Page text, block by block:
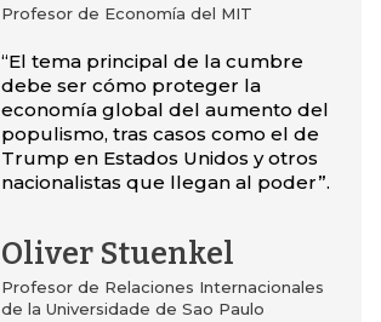
Profesor de Economía del MIT
“El tema principal de la cumbre
debe ser cómo proteger la
economía global del aumento del
populismo, tras casos como el de
Trump en Estados Unidos y otros
nacionalistas que llegan al poder”.
Oliver Stuenkel
Profesor de Relaciones Internacionales
de la Universidade de Sao Paulo